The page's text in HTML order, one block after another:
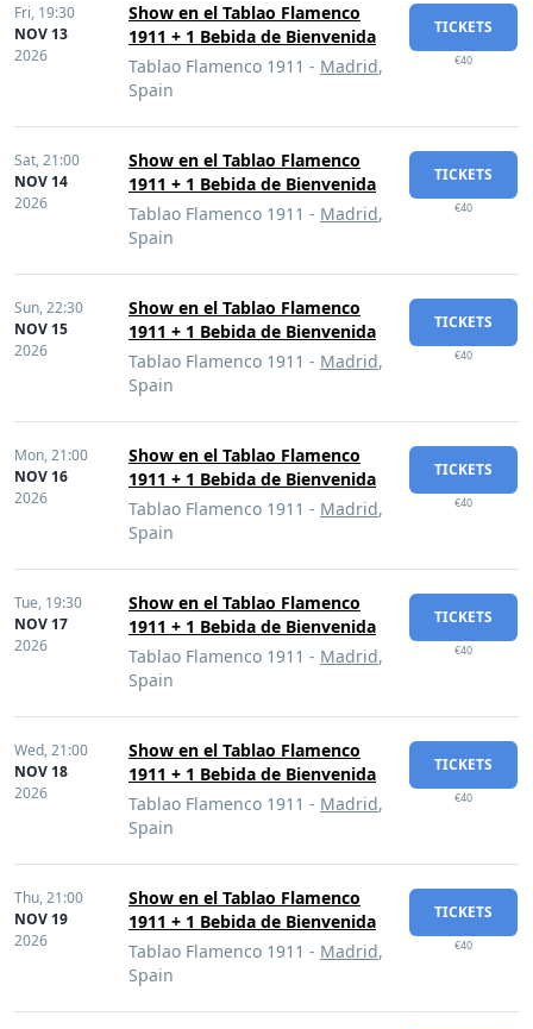
Fri, 19:30
NOV 13
2026
Show en el Tablao Flamenco
1911 + 1 Bebida de Bienvenida
Tablao Flamenco 1911 - Madrid,
Spain
TICKETS
€40
Sat,21:00
NOV 14
2026
Show en el Tablao Flamenco
1911 + 1 Bebida de Bienvenida
Tablao Flamenco 1911 - Madrid,
Spain
TICKETS
€40
Sun,22:30
NOV 15
2026
Show en el Tablao Flamenco
1911 + 1 Bebida de Bienvenida
Tablao Flamenco 1911 - Madrid,
Spain
TICKETS
€40
Mon,21:00
NOV 16
2026
Show en el Tablao Flamenco
1911 + 1 Bebida de Bienvenida
Tablao Flamenco 1911 - Madrid,
Spain
TICKETS
€40
Tue, 19:30
NOV 17
2026
Show en el Tablao Flamenco
1911 + 1 Bebida de Bienvenida
Tablao Flamenco 1911 - Madrid,
Spain
TICKETS
€40
Wed,21:00
NOV 18
2026
Show en el Tablao Flamenco
1911 + 1 Bebida de Bienvenida
Tablao Flamenco 1911 - Madrid,
Spain
TICKETS
€40
Thu,21:00
NOV 19
2026
Show en el Tablao Flamenco
1911 + 1 Bebida de Bienvenida
Tablao Flamenco 1911 - Madrid,
Spain
TICKETS
€40